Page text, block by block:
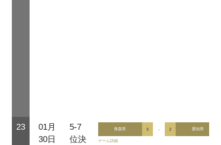
23
01月
30日
5-7
位決
青森県 5 - 2 愛知県
ゲーム詳細